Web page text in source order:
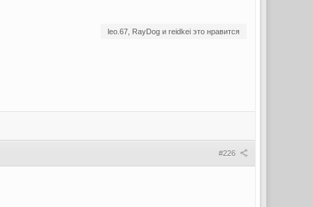
leo.67, RayDog и reidkei это нравится
#226